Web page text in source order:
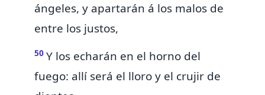
ángeles, y apartarán á los malos de
entre los justos,
50 Y los echarán en el horno del
fuego: allí será el lloro y el crujir de